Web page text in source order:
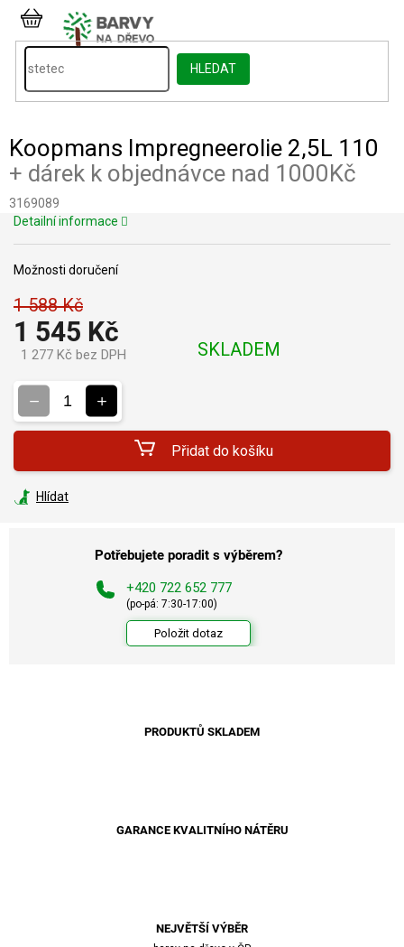
Přejít
obsah
HLEDAT
NÁKUPNÍ
KOŠÍK
Koopmans Impregneerolie 2,5L 110
+ dárek k objednávce nad 1000Kč
3169089
1 588 Kč
1 545 Kč
1 277 Kč bez DPH SKLADEM
Možnosti doručení
Přidat do košíku
Detailní informace
Hlídat
Potřebujete poradit s výběrem?
+420 722 652 777
(po-pá: 7:30-17:00)
Položit dotaz
PRODUKTŮ SKLADEM
GARANCE KVALITNÍHO NÁTĚRU
NEJVĚTŠÍ VÝBĚR